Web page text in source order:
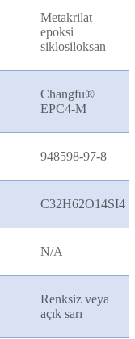
Metakrilat
epoksi
siklosiloksan
Changfu®
EPC4-M
948598-97-8
C32H62O14SI4
N/A
Renksiz veya
açık sarı